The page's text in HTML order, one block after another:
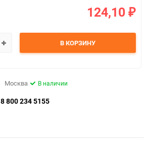
124,10 ₽
В КОРЗИНУ
Москва В наличии
8 800 234 5155